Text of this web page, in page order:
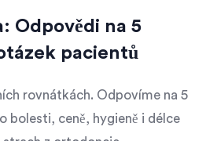
Odpovědi na 5
pacientů
rovnátkách. Odpovíme na 5
bolesti, ceně, hygieně i délce